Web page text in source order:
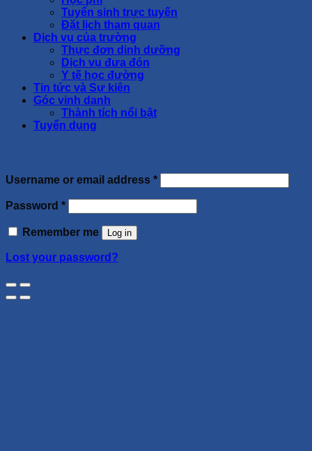
Tuyển sinh trực tuyến
Đặt lịch tham quan
Dịch vụ của trường
Thực đơn dinh dưỡng
Dịch vụ đưa đón
Y tế học đường
Tin tức và Sự kiện
Góc vinh danh
Thành tích nổi bật
Tuyển dụng
Username or email address *
Password *
Remember me Log in
Lost your password?